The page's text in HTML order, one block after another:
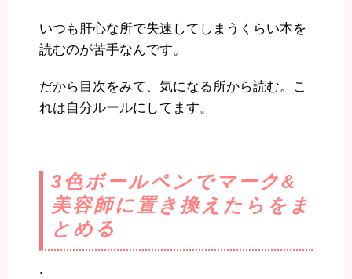
いつも肝心な所で失速してしまうくらい本を
読むのが苦手なんです。
だから目次をみて、気になる所から読む。こ
れは自分ルールにしてます。
3色ボールペンでマーク&
美容師に置き換えたらをま
とめる
.